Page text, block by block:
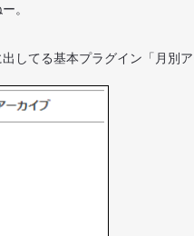
。
してる基本プラグイン「月別